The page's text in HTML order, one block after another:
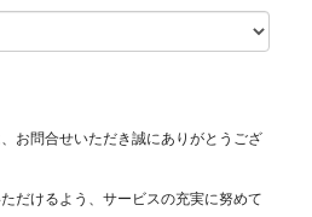
お問合せいただき誠にありがとうござ
だけるよう、サービスの充実に努めて